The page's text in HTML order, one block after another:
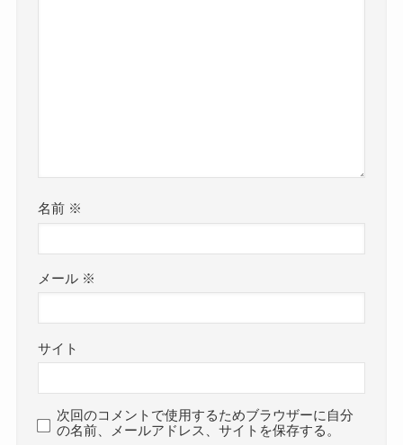
名前 ※
メール ※
サイト
次回のコメントで使用するためブラウザーに自分
の名前、メールアドレス、サイトを保存する。